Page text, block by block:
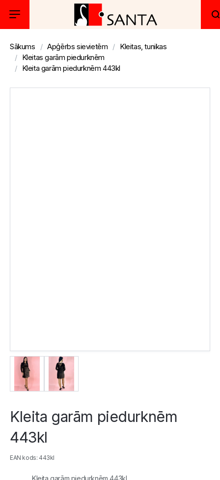
Sākums Apģērbs sievietēm
Kleitas, tunikas
Kleitas garām piedurknēm
Kleita garām piedurknēm 443kl
Kleita garām piedurknēm
443kl
EAN kods: 443kl